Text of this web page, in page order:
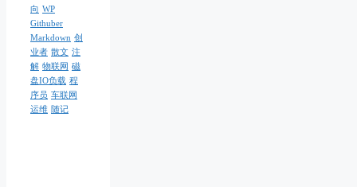
向 WP
Githuber
Markdown 创
业者 散文 注
解 物联网 磁
盘IO负载 程
序员 车联网
运维 随记